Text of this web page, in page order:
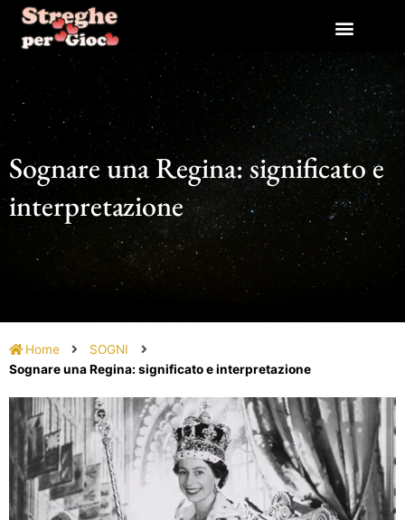
contenuto
Sognare una Regina: significato e
interpretazione
Home
SOGNI
Sognare una Regina: significato e interpretazione